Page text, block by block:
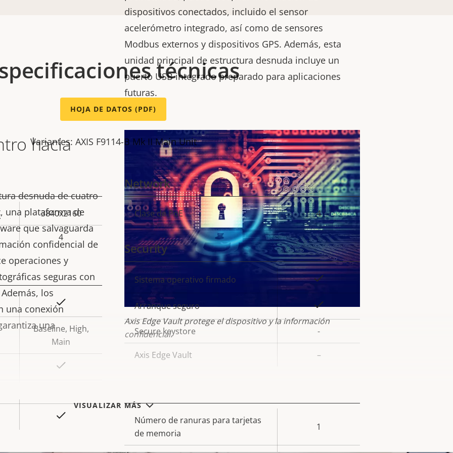
dispositivos conectados, incluido el sensor
acelerómetro integrado, así como de sensores
Modbus externos y dispositivos GPS. Además, esta
unidad principal de estructura desnuda incluye un
puerto USB integrado preparado para aplicaciones
futuras.
Axis Edge Vault protege el dispositivo y la información
confidencial.
hacia
desnuda de cuatro
, una plataforma de
que salvaguarda
confidencial de
operaciones y
seguras con
los
una conexión
una
VISUALIZAR MÁS
técnicas
HOJA DE DATOS (PDF)
Variantes: AXIS F9114-B Mk II Main Unit
3840x2160
4
Baseline, High,
Main
Network
Descripción
de
propiedad
Valor de
la
propiedad
Clase de PoE 4
Security
Descripción
de
propiedad
Valor de
Sistema operativo firmado
Arranque seguro Sí
Secure keystore -
Axis Edge Vault –
Descripción
de
Valor de
Número de ranuras para tarjetas
de memoria
1